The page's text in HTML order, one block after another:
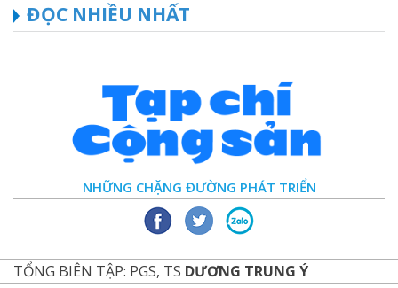
ĐỌC NHIỀU NHẤT
NHỮNG CHẶNG ĐƯỜNG PHÁT TRIỂN
TỔNG BIÊN TẬP: PGS, TS DƯƠNG TRUNG Ý